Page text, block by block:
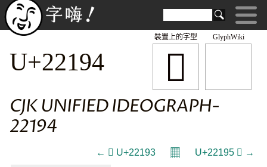
GlyphWiki
𢆔
裝置上的字型
U+22194
CJK UNIFIED IDEOGRAPH-
22194
← 𢆓 U+22193 𝄜 U+22195 𢆕 →